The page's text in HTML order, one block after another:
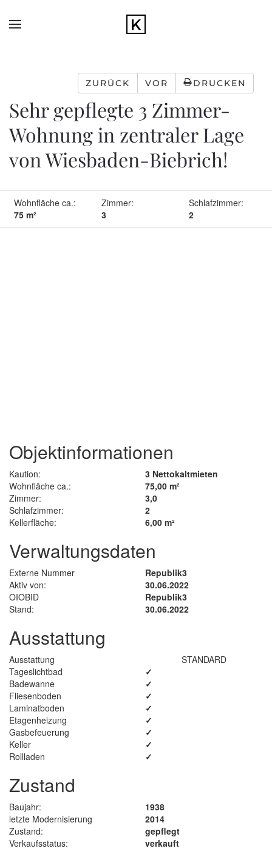
Zum Hauptinhalt springen
ZURÜCK VOR DRUCKEN
Sehr gepflegte 3 Zimmer-
Wohnung in zentraler Lage
von Wiesbaden-Biebrich!
Wohnfläche ca.:
75 m²
Zimmer:
3
Schlafzimmer:
2
Objektinformationen
Kaution:
3 Nettokaltmieten
Wohnfläche ca.:
75,00 m²
Zimmer:
3,0
Schlafzimmer:
2
Kellerfläche:
6,00 m²
Verwaltungsdaten
Externe Nummer
Republik3
Aktiv von:
30.06.2022
OIOBID
Republik3
Stand:
30.06.2022
Ausstattung
Ausstattung
STANDARD
Tageslichtbad
✓
Badewanne
✓
Fliesenboden
✓
Laminatboden
✓
Etagenheizung
✓
Gasbefeuerung
✓
Keller
✓
Rollladen
✓
Zustand
Baujahr:
1938
letzte Modernisierung
2014
Zustand:
gepflegt
Verkaufsstatus:
verkauft